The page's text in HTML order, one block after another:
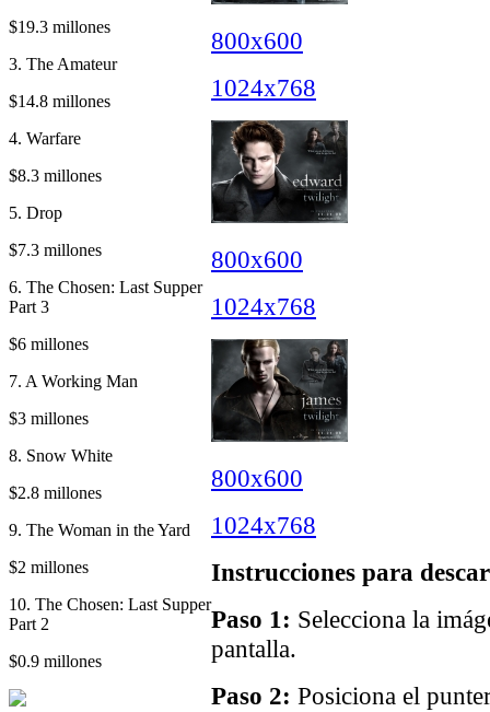
$19.3 millones
3. The Amateur
$14.8 millones
4. Warfare
$8.3 millones
5. Drop
$7.3 millones
6. The Chosen: Last Supper
Part 3
$6 millones
7. A Working Man
$3 millones
8. Snow White
$2.8 millones
9. The Woman in the Yard
$2 millones
10. The Chosen: Last Supper
Part 2
$0.9 millones
800x600
1024x768
800x600
1024x768
800x600
1024x768
Instrucciones para
Paso 1: Selecciona la
pantalla.
Paso 2: Posiciona el